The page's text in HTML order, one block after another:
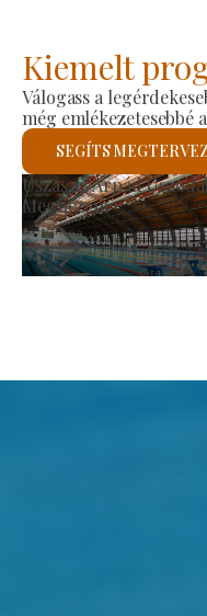
Kiemelt
Válogass a
még emlékezetesebbé
SEGÍTS
Termelői Piac
Megnézem